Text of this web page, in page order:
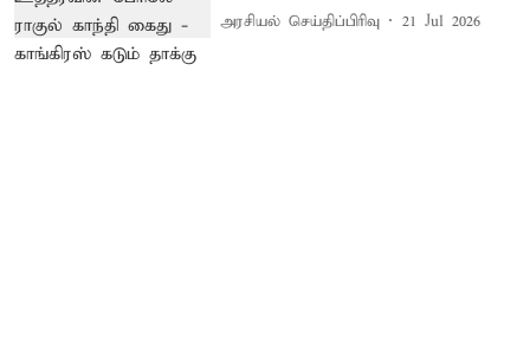
அரசியல் செய்திப்பிரிவு 21 Jul 2026